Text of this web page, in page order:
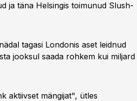
ja täna Helsingis toimunud Slush-
tagasi Londonis aset leidnud
jooksul saada rohkem kui miljard
aktiivset mängijat", ütles